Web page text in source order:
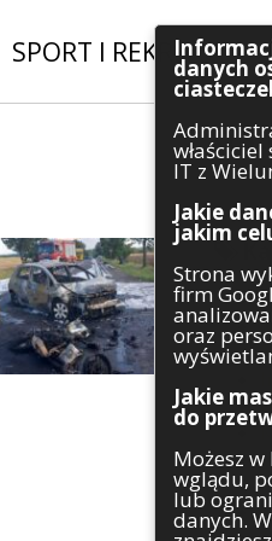
SPORT I REKREACJA|
danych
IT z
Jakie
jakim
Strona
firm
oraz
Jakie
do
Możesz
wglądu,
lub
danych.